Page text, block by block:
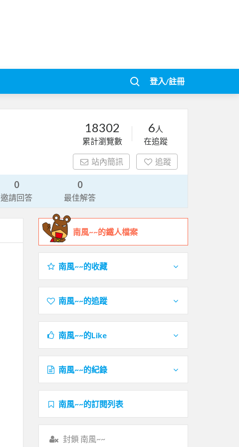
登入/註冊
18302
累計瀏覽數
6 人
在追蹤
站內簡訊 追蹤
0
邀請回答
0
最佳解答
南風~~的鐵人檔案
南風~~的收藏
南風~~的追蹤
南風~~的Like
南風~~的紀錄
南風~~的訂閱列表
封鎖 南風~~